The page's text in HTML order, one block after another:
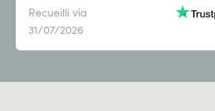
Recueilli via
31/07/2026